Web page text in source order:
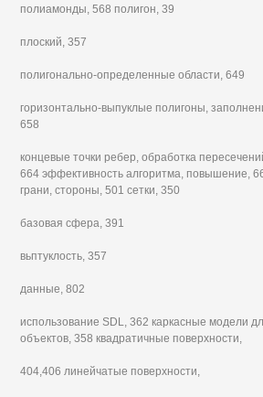
полиамонды, 568 полигон, 39
плоский, 357
полигонально-определенные области, 649
горизонтально-выпуклые полигоны,
658
концевые точки ребер, обработка
664 эффективность алгоритма, повышение,
грани, стороны, 501 сетки, 350
базовая сфера, 391
вьптуклость, 357
данные, 802
использование SDL, 362 каркасные модели
объектов, 358 квадратичные поверхности,
404,406 линейчатые поверхности,